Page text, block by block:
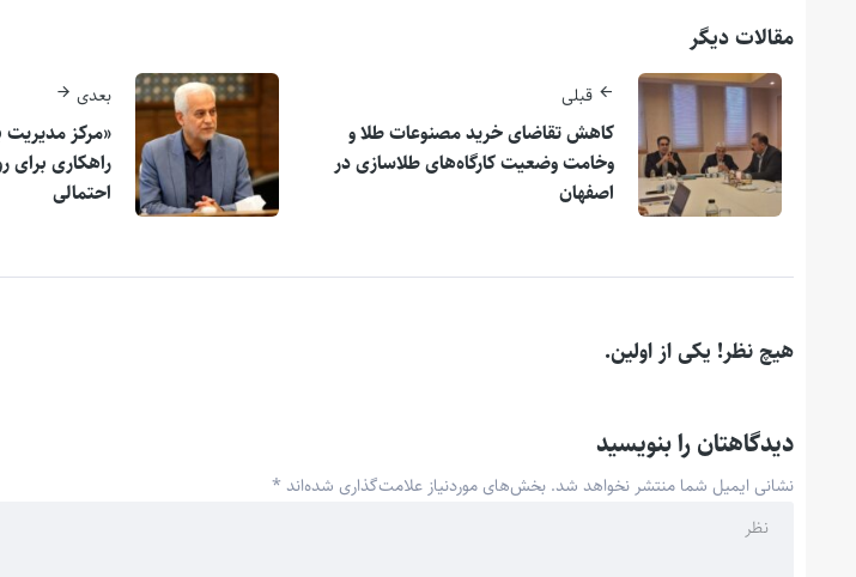
مقالات دیگر
قبلی
کاهش تقاضای خرید مصنوعات طلا و
وخامت وضعیت کارگاه‌های طلاسازی در
اصفهان
بعدی
«مرکز مدیریت
راهکاری برای
احتمالی
هیچ نظر! یکی از اولین.
دیدگاهتان را بنویسید
نشانی ایمیل شما منتشر نخواهد شد. بخش‌های موردنیاز علامت‌گذاری شده‌اند *